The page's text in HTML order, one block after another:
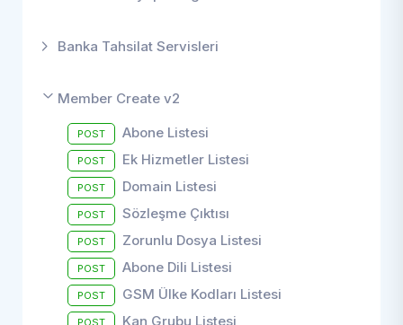
Banka Tahsilat Servisleri
Member Create v2
POST Abone Listesi
POST Ek Hizmetler Listesi
POST Domain Listesi
POST Sözleşme Çıktısı
POST Zorunlu Dosya Listesi
POST Abone Dili Listesi
POST GSM Ülke Kodları Listesi
POST Kan Grubu Listesi